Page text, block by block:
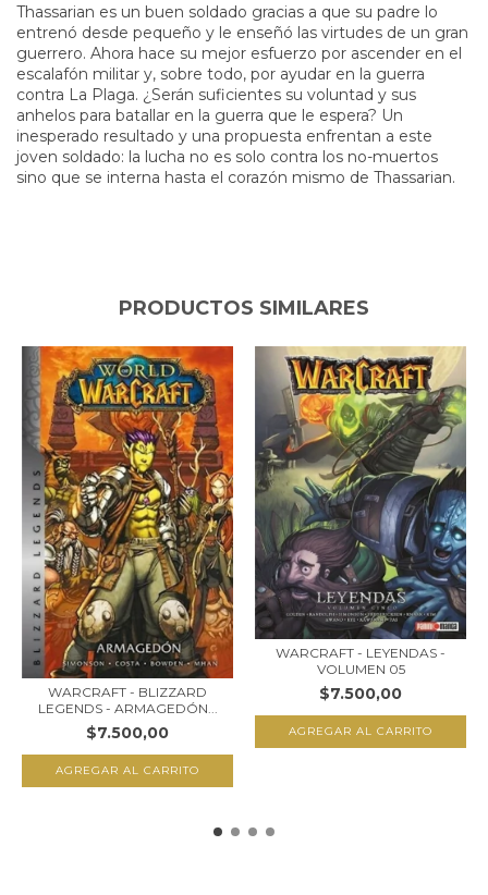
Thassarian es un buen soldado gracias a que su padre lo
entrenó desde pequeño y le enseñó las virtudes de un gran
guerrero. Ahora hace su mejor esfuerzo por ascender en el
escalafón militar y, sobre todo, por ayudar en la guerra
contra La Plaga. ¿Serán suficientes su voluntad y sus
anhelos para batallar en la guerra que le espera? Un
inesperado resultado y una propuesta enfrentan a este
joven soldado: la lucha no es solo contra los no-muertos
sino que se interna hasta el corazón mismo de Thassarian.
PRODUCTOS SIMILARES
WARCRAFT - BLIZZARD
LEGENDS - ARMAGEDÓN...
$7.500,00
WARCRAFT - LEYENDAS -
VOLUMEN 05
$7.500,00